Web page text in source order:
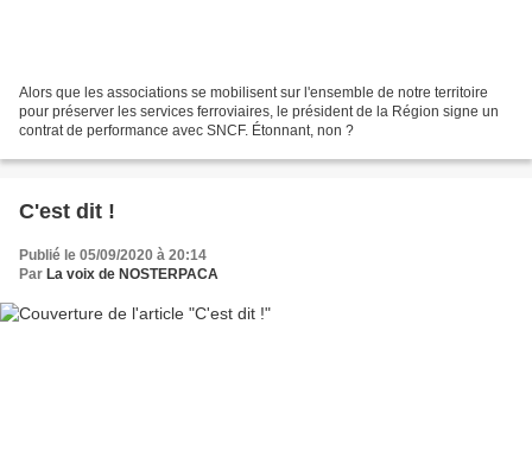
Alors que les associations se mobilisent sur l'ensemble de notre territoire
pour préserver les services ferroviaires, le président de la Région signe un
contrat de performance avec SNCF. Étonnant, non ?
C'est dit !
Publié le 05/09/2020 à 20:14
Par La voix de NOSTERPACA